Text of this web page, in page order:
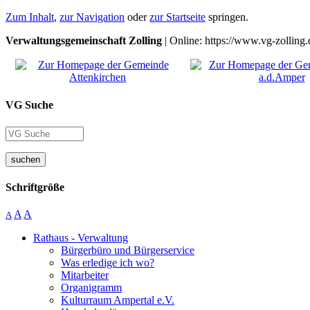
Zum Inhalt, zur Navigation oderzur Startseite springen.
Verwaltungsgemeinschaft Zolling | Online: https://www.vg-
VG Suche
suchen
Schriftgröße
A A A
Rathaus - Verwaltung
Bürgerbüro und Bürgerservice
Was erledige ich wo?
Mitarbeiter
Organigramm
Kulturraum Ampertal e.V.